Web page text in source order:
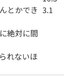
とかでき
絶対に間
れないほ
3.1